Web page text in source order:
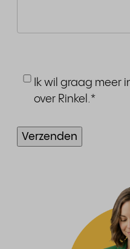
Ik wil graag meer
over Rinkel.*